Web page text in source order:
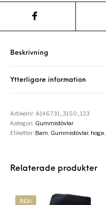
Beskrivning
Ytterligare information
Artikelnr:A146731_3150_123
Kategori: Gummistövlar
Etiketter: Barn Gummistövlar, hoga
Relaterade produkter
REA!